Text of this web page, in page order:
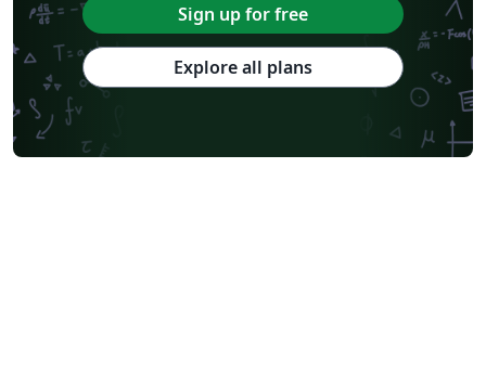
Sign up for free
Explore all plans